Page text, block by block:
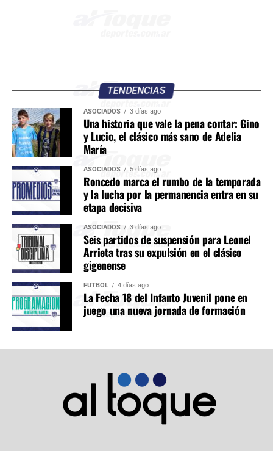
TENDENCIAS
ASOCIADOS 3 días ago
Una historia que vale la pena contar: Gino
y Lucio, el clásico más sano de Adelia
María
ASOCIADOS 5 días ago
Roncedo marca el rumbo de la temporada
y la lucha por la permanencia entra en su
etapa decisiva
ASOCIADOS 3 días ago
Seis partidos de suspensión para Leonel
Arrieta tras su expulsión en el clásico
gigenense
FÚTBOL 4 días ago
La Fecha 18 del Infanto Juvenil pone en
juego una nueva jornada de formación